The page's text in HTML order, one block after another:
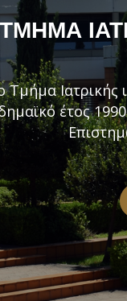
ΤΜΉΜΑ
Τμήμα Ιατρικής
έτος